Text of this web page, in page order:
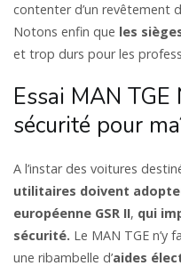
contenter d’un revêtement
Notons enfin que les
et trop durs pour les
Essai MAN
sécurité pour
A l’instar des voitures
utilitaires doivent
européenne GSR II, qui
sécurité. Le MAN TGE
une ribambelle d’aides